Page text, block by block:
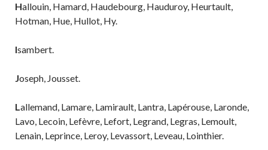
Hallouin, Hamard, Haudebourg, Hauduroy, Heurtault,
Hotman, Hue, Hullot, Hy.
Isambert.
Joseph, Jousset.
Lallemand, Lamare, Lamirault, Lantra, Lapérouse, Laronde,
Lavo, Lecoin, Lefèvre, Lefort, Legrand, Legras, Lemoult,
Lenain, Leprince, Leroy, Levassort, Leveau, Lointhier.